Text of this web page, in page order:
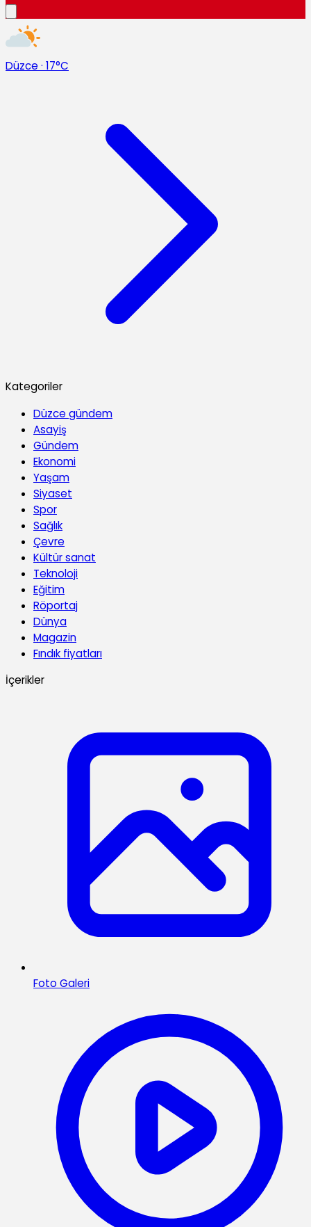
Düzce · 17°C
Kategoriler
Düzce gündem
Asayiş
Gündem
Ekonomi
Yaşam
Siyaset
Spor
Sağlık
Çevre
Kültür sanat
Teknoloji
Eğitim
Röportaj
Dünya
Magazin
Fındık fiyatları
İçerikler
Foto Galeri